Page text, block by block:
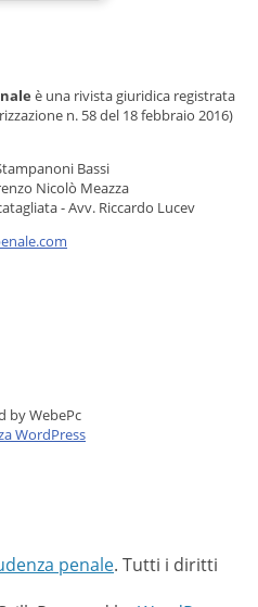
è una rivista giuridica registrata
n. 58 del 18 febbraio 2016)
Bassi
Nicolò Meazza
- Avv. Riccardo Lucev
by WebePc
WordPress
penale. Tutti i diritti